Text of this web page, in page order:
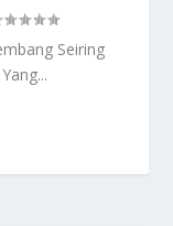
Seiring